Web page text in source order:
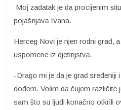
Moj zadatak je da procijenim
pojašnjava Ivana.
Herceg Novi je njen rodni grad,
uspomene iz djetinjstva.
-Drago mi je da je grad sređeniji
dođem. Volim da čujem različite
sam što su ljudi konačno otkrili